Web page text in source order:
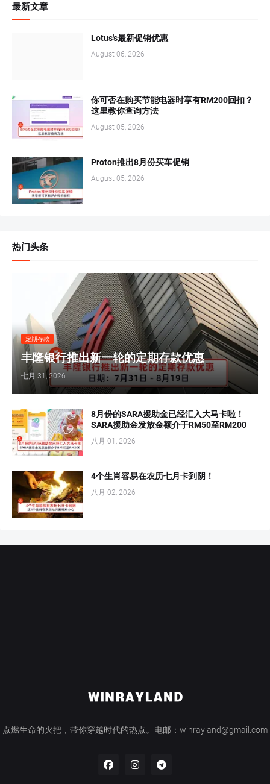
最新文章
Lotus's最新促销优惠
August 06, 2026
你可否在购买节能电器时享有RM200回扣？
这里教你查询方法
August 05, 2026
Proton推出8月份买车促销
August 05, 2026
热门头条
定期存款
丰隆银行推出新一轮的定期存款优惠
七月 31, 2026
8月份的SARA援助金已经汇入大马卡啦！
SARA援助金发放金额介于RM50至RM200
八月 01, 2026
4个生肖容易在农历七月卡到阴！
八月 02, 2026
点燃生命的火把，带你穿越时代的热点。电邮：winrayland@gmail.com